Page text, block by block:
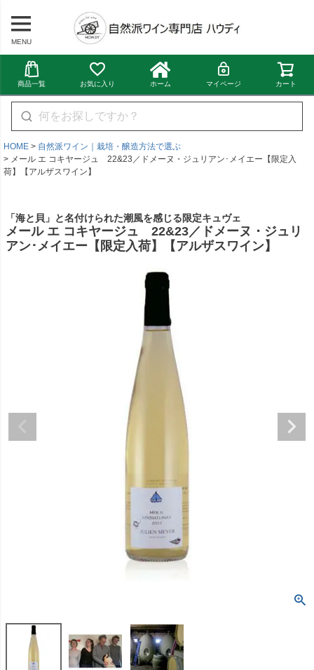
MENU
商品一覧 お気に入り ホーム マイページ カート
HOME
自然派ワイン｜栽培・醸造方法で選ぶ
メール エ コキヤージュ 22&23／ドメーヌ・ジュリアン･メイエー【限定入
荷】【アルザスワイン】
「海と貝」と名付けられた潮風を感じる限定キュヴェ
メール エ コキヤージュ 22&23／ドメーヌ・ジュリ
アン･メイエー【限定入荷】【アルザスワイン】